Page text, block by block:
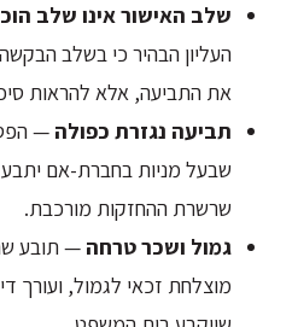
שלב האישור אינו שלב
העליון הבהיר כי בשלב
את התביעה, אלא להראות
תביעה נגזרת כפולה —
שבעל מניות בחברת-אם
שרשרת ההחזקות מורכבת.
גמול ושכר טרחה — תובע
מוצלחת זכאי לגמול, ועורך